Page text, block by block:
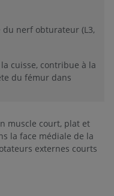
nerf obturateur (L3,
cuisse, contribue à la
du fémur dans
muscle court, plat et
la face médiale de la
externes courts